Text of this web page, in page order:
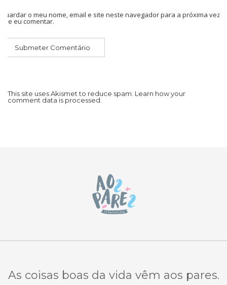
Guardar o meu nome, email e site neste navegador para a próxima vez
que eu comentar.
This site uses Akismet to reduce spam. Learn how your
comment data is processed.
As coisas boas da vida vêm aos pares.